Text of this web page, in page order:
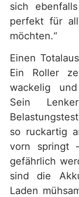
sich
perfekt für
möchten.“
Einen
Ein Roller
wackelig
Sein
so ruckartig
vorn springt
gefährlich
sind die
Laden